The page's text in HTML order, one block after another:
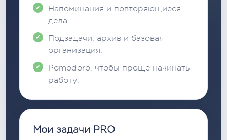
Напоминания и повторяющиеся
дела.
Подзадачи, архив и базовая
организация.
Pomodoro, чтобы проще начинать
работу.
Мои задачи PRO